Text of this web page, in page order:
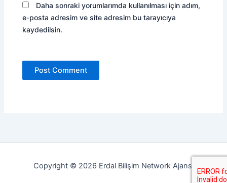
Daha sonraki yorumlarımda kullanılması için adım,
e-posta adresim ve site adresim bu tarayıcıya
kaydedilsin.
Copyright © 2026 Erdal Bilişim Network Ajansı